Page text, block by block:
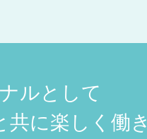
ルとして
に楽しく働き